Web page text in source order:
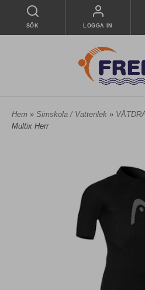
SÖK LOGGA IN
Hem » Simskola / Vattenlek »
Multix Herr